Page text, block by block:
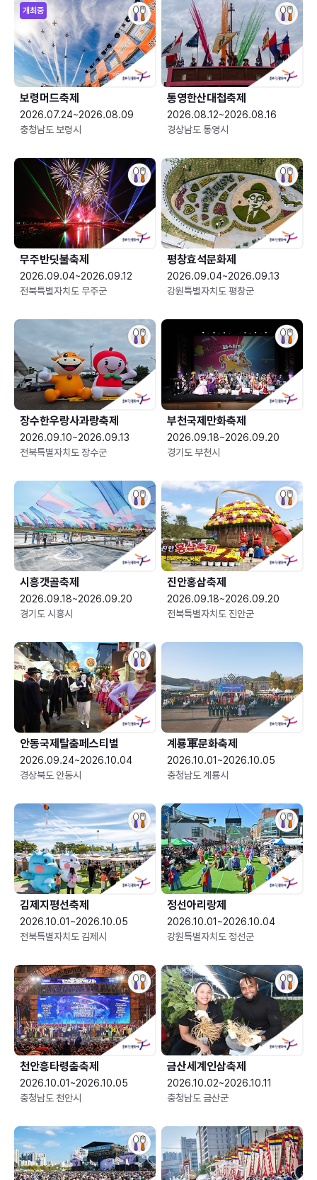
개최중
보령머드축제
2026.07.24~2026.08.09
충청남도 보령시
통영한산대첩축제
2026.08.12~2026.08.16
경상남도 통영시
무주반딧불축제
2026.09.04~2026.09.12
전북특별자치도 무주군
평창효석문화제
2026.09.04~2026.09.13
강원특별자치도 평창군
장수한우랑사과랑축제
2026.09.10~2026.09.13
전북특별자치도 장수군
부천국제만화축제
2026.09.18~2026.09.20
경기도 부천시
시흥갯골축제
2026.09.18~2026.09.20
경기도 시흥시
진안홍삼축제
2026.09.18~2026.09.20
전북특별자치도 진안군
안동국제탈춤페스티벌
2026.09.24~2026.10.04
경상북도 안동시
2026.10.01~2026.10.05
충청남도 계룡시
김제지평선축제
2026.10.01~2026.10.05
전북특별자치도 김제시
정선아리랑제
2026.10.01~2026.10.04
강원특별자치도 정선군
천안흥타령춤축제
2026.10.01~2026.10.05
충청남도 천안시
금산세계인삼축제
2026.10.02~2026.10.11
충청남도 금산군